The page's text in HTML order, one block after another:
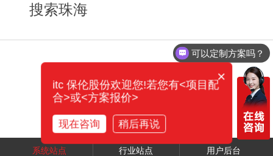
搜索珠海
系统站点 行业站点 用户后台
可以定制方案吗？
×
itc 保伦股份欢迎您!若您有<项目配
合>或<方案报价>
现在咨询 稍后再说